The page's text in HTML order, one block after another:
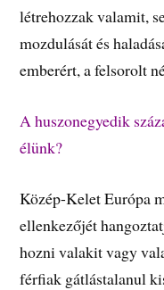
létrehozzak valamit,
mozdulását és
emberért, a felsorolt
A huszonegyedik
élünk?
Közép-Kelet Európa
ellenkezőjét
hozni valakit vagy
férfiak gátlástalanul